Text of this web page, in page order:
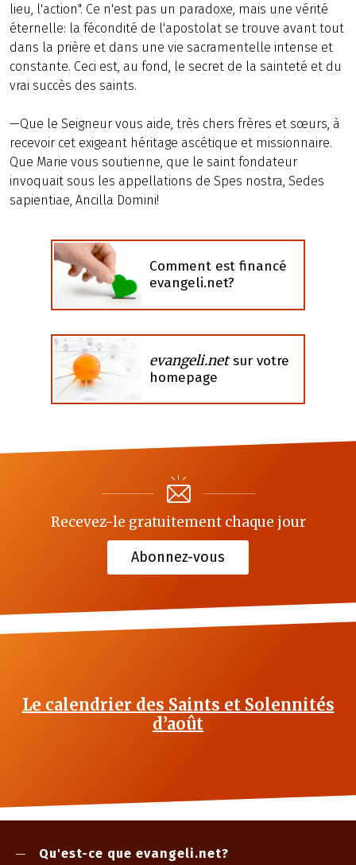
lieu, l'action". Ce n'est pas un paradoxe, mais une vérité
éternelle: la fécondité de l'apostolat se trouve avant tout
dans la prière et dans une vie sacramentelle intense et
constante. Ceci est, au fond, le secret de la sainteté et du
vrai succès des saints.
—Que le Seigneur vous aide, très chers frères et sœurs, à
recevoir cet exigeant héritage ascétique et missionnaire.
Que Marie vous soutienne, que le saint fondateur
invoquait sous les appellations de Spes nostra, Sedes
sapientiae, Ancilla Domini!
Comment est financé
evangeli.net?
evangeli.netsur votre
homepage
Recevez-le gratuitement chaque jour
Abonnez-vous
Le calendrier des Saints et Solennités
d’août
Qu'est-ce que evangeli.net?